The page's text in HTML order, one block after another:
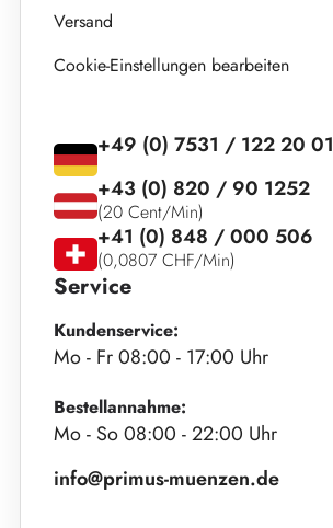
Versand
Cookie-Einstellungen bearbeiten
Service
Kundenservice:
Mo - Fr 08:00 - 17:00 Uhr
Bestellannahme:
Mo - So 08:00 - 22:00 Uhr
info@primus-muenzen.de
+49 (0) 7531 / 122 20 01
+43 (0) 820 / 90 1252
(20 Cent/Min)
+41 (0) 848 / 000 506
(0,0807 CHF/Min)